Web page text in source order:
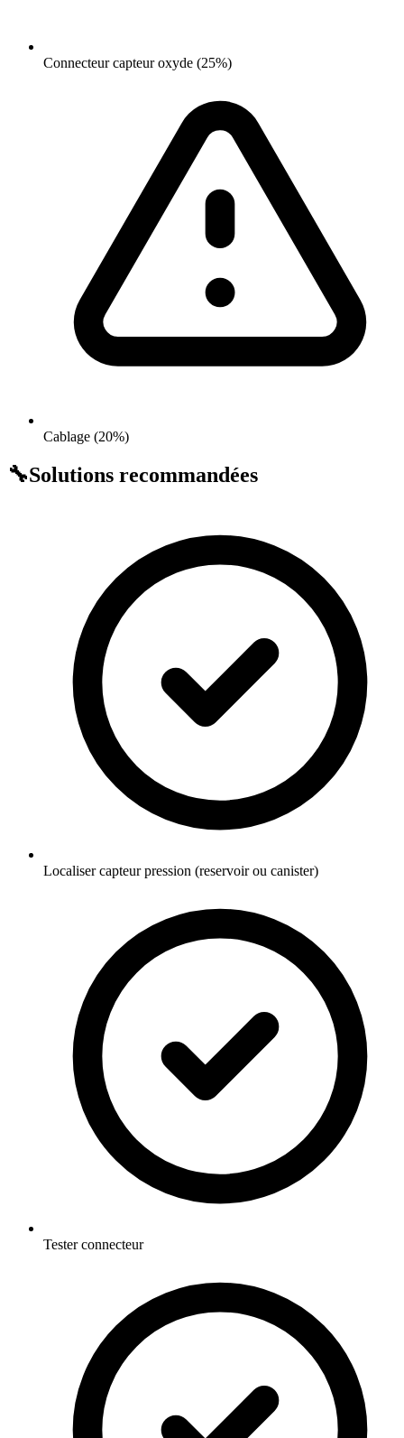
Connecteur capteur oxyde (25%)
Cablage (20%)
🔧Solutions recommandées
Localiser capteur pression (reservoir ou canister)
Tester connecteur